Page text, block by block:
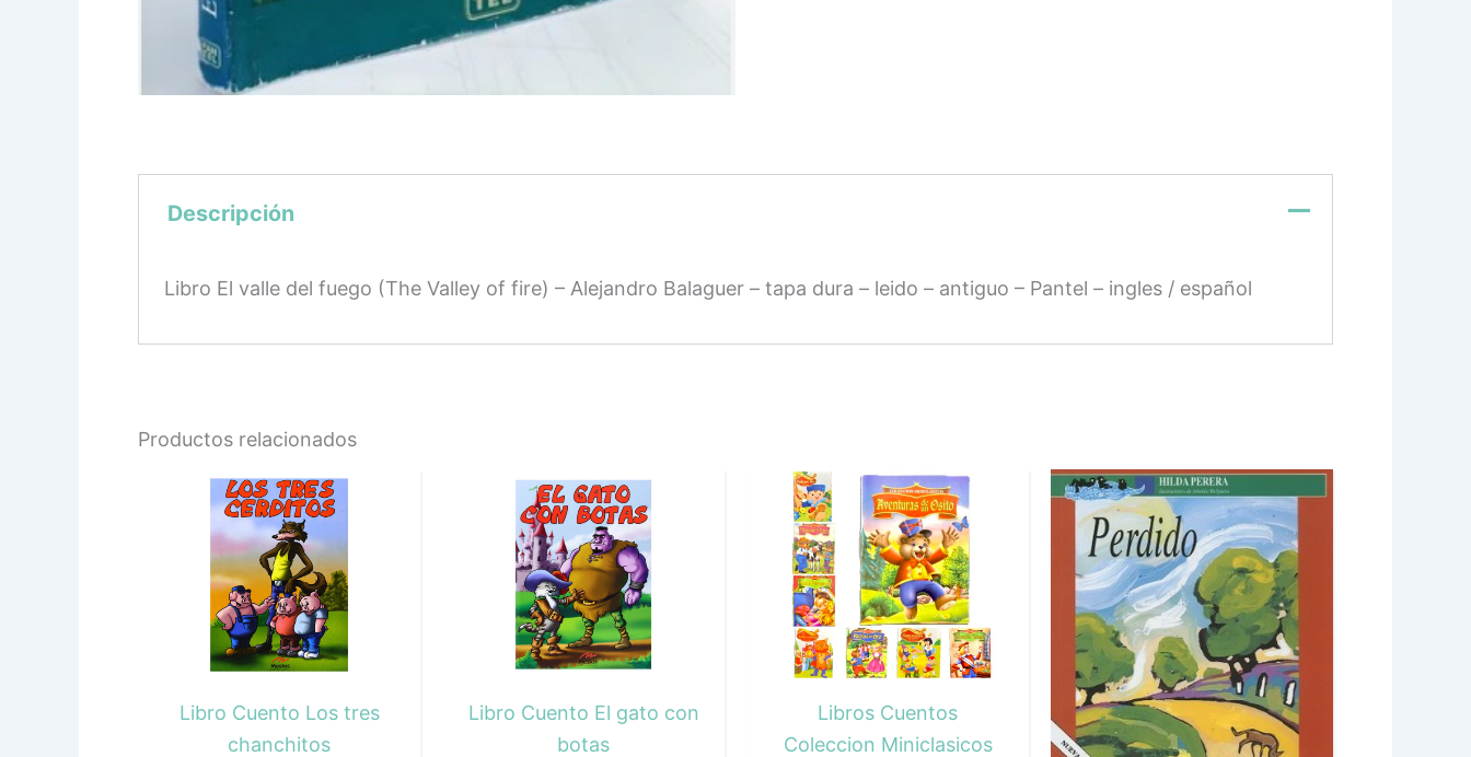
Descripción
Libro El valle del fuego (The Valley of fire) – Alejandro Balaguer – tapa dura – leido – antiguo – Pantel – ingles / español
Productos relacionados
Libro Cuento Los tres
chanchitos
Libro Cuento El gato con
botas
Libros Cuentos
Coleccion Miniclasicos